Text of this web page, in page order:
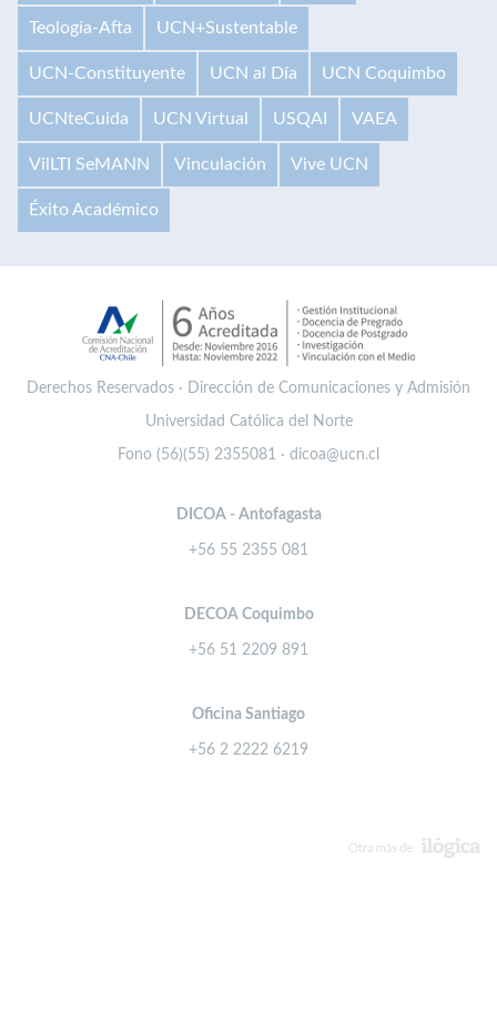
Teología-Afta UCN+Sustentable
UCN-Constituyente UCN al Día UCN Coquimbo
UCNteCuida UCN Virtual USQAI VAEA
VilLTI SeMANN Vinculación Vive UCN
Éxito Académico
Derechos Reservados · Dirección de Comunicaciones y Admisión
Universidad Católica del Norte
Fono (56)(55) 2355081 · dicoa@ucn.cl
DICOA - Antofagasta
+56 55 2355 081
DECOA Coquimbo
+56 51 2209 891
Oficina Santiago
+56 2 2222 6219